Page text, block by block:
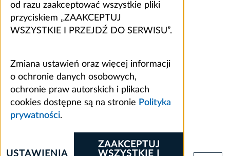
od razu zaakceptować wszystkie pliki
przyciskiem „ZAAKCEPTUJ
WSZYSTKIE I PRZEJDŹ DO SERWISU”.
Zmiana ustawień oraz więcej informacji
o ochronie danych osobowych,
ochronie praw autorskich i plikach
cookies dostępne są na stronie Polityka
prywatności.
ZAAKCEPTUJ
WSZYSTKIE I
USTAWIENIA